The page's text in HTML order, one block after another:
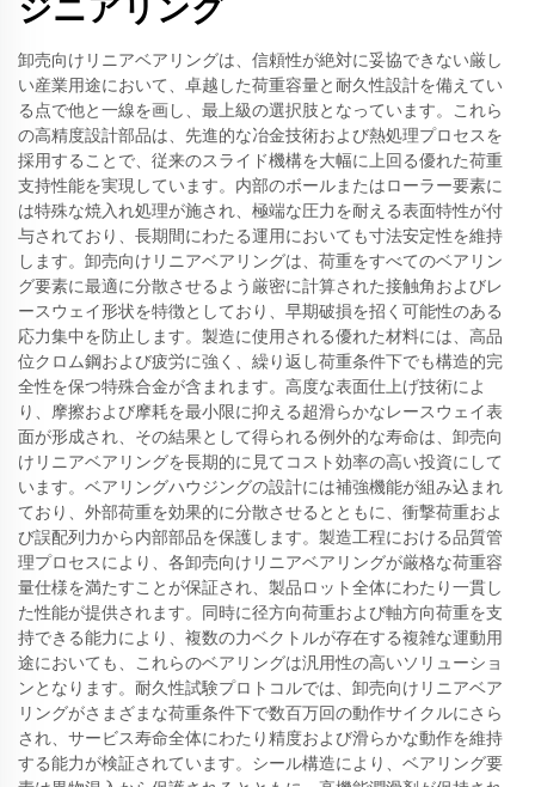
ジニアリング
卸売向けリニアベアリングは、信頼性が絶対に妥協できない厳し
い産業用途において、卓越した荷重容量と耐久性設計を備えてい
る点で他と一線を画し、最上級の選択肢となっています。これら
の高精度設計部品は、先進的な冶金技術および熱処理プロセスを
採用することで、従来のスライド機構を大幅に上回る優れた荷重
支持性能を実現しています。内部のボールまたはローラー要素に
は特殊な焼入れ処理が施され、極端な圧力を耐える表面特性が付
与されており、長期間にわたる運用においても寸法安定性を維持
します。卸売向けリニアベアリングは、荷重をすべてのベアリン
グ要素に最適に分散させるよう厳密に計算された接触角およびレ
ースウェイ形状を特徴としており、早期破損を招く可能性のある
応力集中を防止します。製造に使用される優れた材料には、高品
位クロム鋼および疲労に強く、繰り返し荷重条件下でも構造的完
全性を保つ特殊合金が含まれます。高度な表面仕上げ技術によ
り、摩擦および摩耗を最小限に抑える超滑らかなレースウェイ表
面が形成され、その結果として得られる例外的な寿命は、卸売向
けリニアベアリングを長期的に見てコスト効率の高い投資にして
います。ベアリングハウジングの設計には補強機能が組み込まれ
ており、外部荷重を効果的に分散させるとともに、衝撃荷重およ
び誤配列力から内部部品を保護します。製造工程における品質管
理プロセスにより、各卸売向けリニアベアリングが厳格な荷重容
量仕様を満たすことが保証され、製品ロット全体にわたり一貫し
た性能が提供されます。同時に径方向荷重および軸方向荷重を支
持できる能力により、複数の力ベクトルが存在する複雑な運動用
途においても、これらのベアリングは汎用性の高いソリューショ
ンとなります。耐久性試験プロトコルでは、卸売向けリニアベア
リングがさまざまな荷重条件下で数百万回の動作サイクルにさら
され、サービス寿命全体にわたり精度および滑らかな動作を維持
する能力が検証されています。シール構造により、ベアリング要